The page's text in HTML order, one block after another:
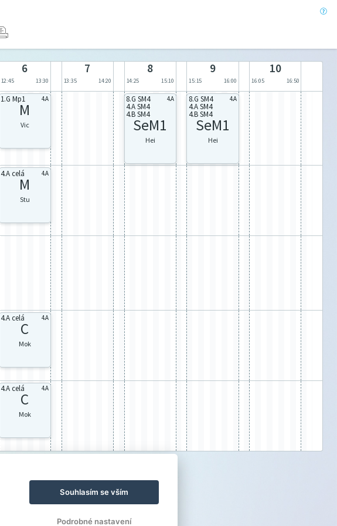
6
12:45 13:30
7
13:35 14:20
8
14:25 15:10
9
15:15 16:00
10
16:05 16:50
1.G Mp1 4.A
M
Vic
8.G SM4
4.A SM4
4.B SM4
4.A
SeM1
Hei
8.G SM4
4.A SM4
4.B SM4
4.A
SeM1
Hei
4.A celá 4.A
M
Stu
4.A celá 4.A
C
Mok
4.A celá 4.A
C
Mok
Souhlasím se vším
Podrobné nastavení